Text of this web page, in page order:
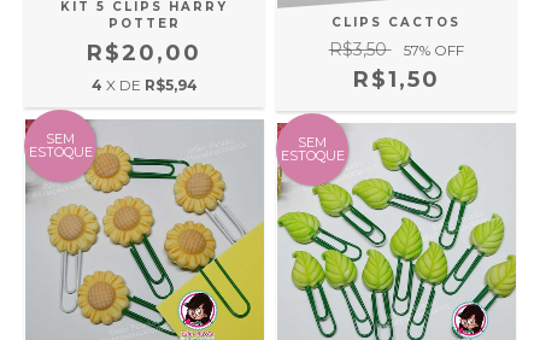
KIT 5 CLIPS HARRY
POTTER
R$20,00
4 X DE R$5,94
CLIPS CACTOS
R$3,50 57% OFF
R$1,50
SEM
ESTOQUE
SEM
ESTOQUE